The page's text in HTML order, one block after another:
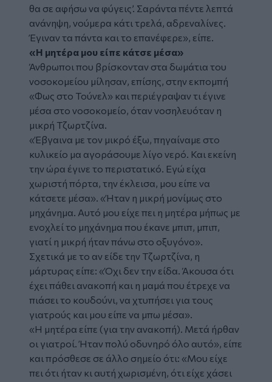
θα σε αφήσω να φύγεις’. Σαράντα πέντε λεπτά
ανάνηψη, νούμερα κάτι τρελά, αδρεναλίνες.
Έγιναν τα πάντα και το επανέφερε», είπε.
«Η μητέρα μου είπε κάτσε μέσα»
Άνθρωποι που βρίσκονταν στα δωμάτια του
νοσοκομείου μίλησαν, επίσης, στην εκπομπή
«Φως στο Τούνελ» και περιέγραψαν τι έγινε
μέσα στο νοσοκομείο, όταν νοσηλευόταν η
μικρή Τζωρτζίνα.
«Έβγαινα με τον μικρό έξω, πηγαίναμε στο
κυλικείο μα αγοράσουμε λίγο νερό. Και εκείνη
την ώρα έγινε το περιστατικό. Εγώ είχα
χωριστή πόρτα, την έκλεισα, μου είπε να
κάτσετε μέσα». «Ήταν η μικρή μονίμως στο
μηχάνημα. Αυτό μου είχε πει η μητέρα μήπως με
ενοχλεί το μηχάνημα που έκανε μπιπ, μπιπ,
γιατί η μικρή ήταν πάνω στο οξυγόνο».
Σχετικά με το αν είδε την Τζωρτζίνα, η
μάρτυρας είπε: «Όχι δεν την είδα. Άκουσα ότι
έχει πάθει ανακοπή και η μαμά που έτρεχε να
πιάσει το κουδούνι, να χτυπήσει για τους
γιατρούς και μου είπε να μπω μέσα».
«Η μητέρα είπε (για την ανακοπή). Μετά ήρθαν
οι γιατροί. Ήταν πολύ οδυνηρό όλο αυτό», είπε
και πρόσθεσε σε άλλο σημείο ότι: «Μου είχε
πει ότι ήταν κι αυτή χωρισμένη, ότι είχε χάσει